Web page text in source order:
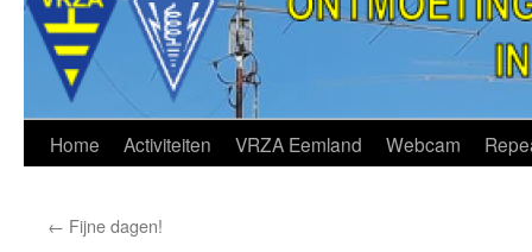
Home Activiteiten VRZA Eemland Webcam
← Fijne dagen!